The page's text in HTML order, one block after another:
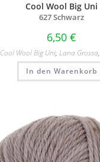
Cool Wool Big Uni
627 Schwarz
6,50 €
Cool Wool Big Uni, Lana Grossa,
In den Warenkorb